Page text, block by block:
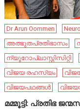
Dr Arun Oommen
അത്ഭുതപ്രതിഭാസം
ന്യൂറോപ്ലാസ്റ്റിസിറ്റി
വിജയ രഹസ്യം
വിജയപഥങ്ങൾ
മമ്മൂട്ടി: പ്രതിഭ